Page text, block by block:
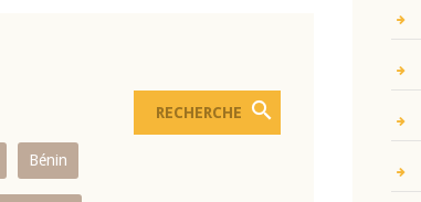
Bénin